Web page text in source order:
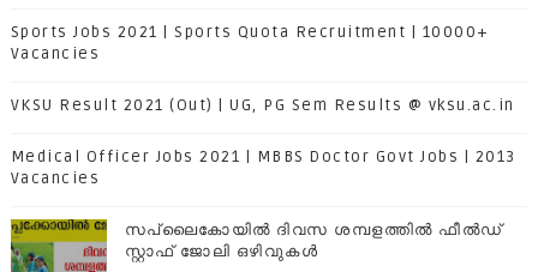
Sports Jobs 2021 | Sports Quota Recruitment | 10000+
Vacancies
VKSU Result 2021 (Out) | UG, PG Sem Results @ vksu.ac.in
Medical Officer Jobs 2021 | MBBS Doctor Govt Jobs | 2013
Vacancies
സപ്ലൈകോയില്‍ ദിവസ ശമ്പളത്തിൽ ഫീല്‍ഡ്
സ്റ്റാഫ് ജോലി ഒഴിവുകൾ